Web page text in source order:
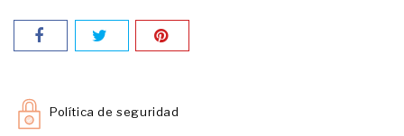
Política de seguridad